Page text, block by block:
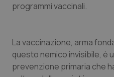
Veneto
Oncoematologia
Psoriasi & pelle
programmi vaccinali.
La vaccinazione, arma
questo nemico invisibile, è
prevenzione primaria che